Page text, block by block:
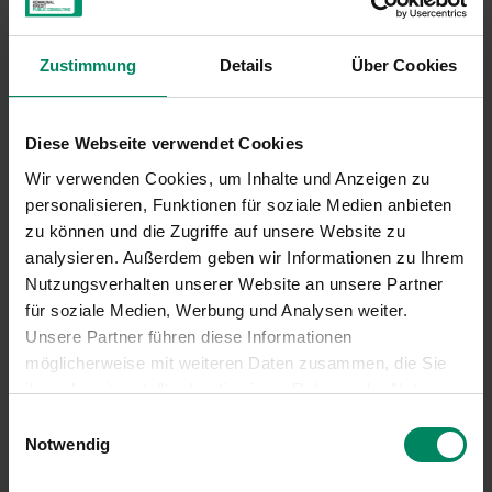
Zustimmung Details Über Cookies
Diese Webseite verwendet Cookies
Wir verwenden Cookies, um Inhalte und Anzeigen zu
personalisieren, Funktionen für soziale Medien anbieten
zu können und die Zugriffe auf unsere Website zu
analysieren. Außerdem geben wir Informationen zu Ihrem
Nutzungsverhalten unserer Website an unsere Partner
für soziale Medien, Werbung und Analysen weiter.
Unsere Partner führen diese Informationen
möglicherweise mit weiteren Daten zusammen, die Sie
ihnen bereitgestellt oder die sie im Rahmen der Nutzung
Notwendig
entfernen und dauerhaft speichern. Der verpflichtende
Mindestanteil beginnt 2035 bei 1 % und steigt bis zum
Netto-Null-Zieljahr schrittweise auf 100 % der laufenden
Entnahmelösungen zunehmen.
Neutralisierung von Restemissionen zum Netto-Null
Zeitpunkt
Zum Netto-Null Zeitpunkt müssen, wie bereits in der
bisher gültigen Version des Standards, alle
verbleibenden Restemissionen neutralisiert werden. Die
Neutralisierung hat durch Unterstützung von verifizierten
CO₂-Entnahmeprojekten zu erfolgen und muss innerhalb
desselben Berichtszeitraums nachgewiesen werden.
Fazit